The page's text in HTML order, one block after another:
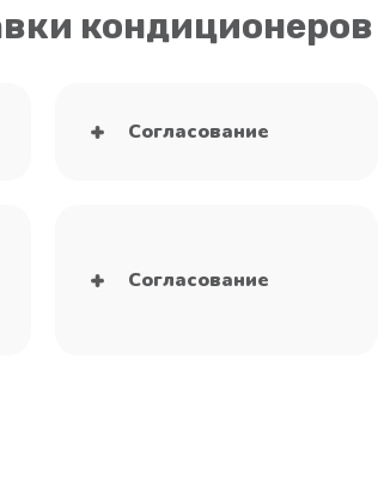
Согласование
Согласование